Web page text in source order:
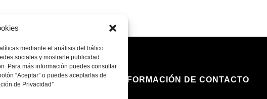
mediante el análisis del tráfico
sociales y mostrarle publicidad
Para más información puedes consultar
“Aceptar” o puedes aceptarlas de
de Privacidad”
INFORMACIÓN DE CONTACTO